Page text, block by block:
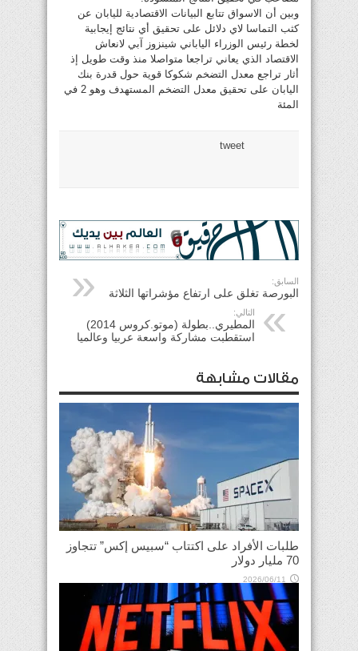
وبين أن الاسواق تتابع البيانات الاقتصادية لليابان عن
كثب التماسا لاي دلائل على تحقيق أي نتائج إيجابية
لخطة رئيس الوزراء الياباني شينزوز آبي لانعاش
الاقتصاد الذي يعاني تراجعا متواصلا منذ وقت طويل إذ
أثار تراجع معدل التضخم شكوكا قوية حول قدرة بنك
اليابان على تحقيق معدل التضخم المستهدف وهو 2 في
المئة
tweet
السابق:
البورصة تغلق على ارتفاع مؤشراتها الثلاثة
التالي:
المطيري..بطولة (موتو.كروس 2014)
استقطبت مشاركة واسعة عربيا وعالميا
مقالات مشابهة
طلبات الأفراد على اكتتاب “سبيس إكس” تتجاوز
70 مليار دولار
2026/06/11